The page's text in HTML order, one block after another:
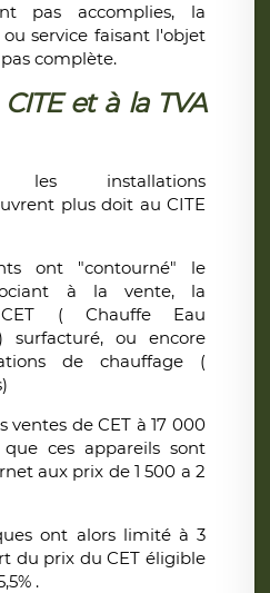
pas accomplies, la
service faisant l'objet
complète.
et à la TVA
les installations
plus doit au CITE
ont "contourné" le
à la vente, la
( Chauffe Eau
surfacturé, ou encore
de chauffage (
ventes de CET à 17 000
ces appareils sont
aux prix de 1 500 a 2
ont alors limité à 3
du prix du CET éligible
.